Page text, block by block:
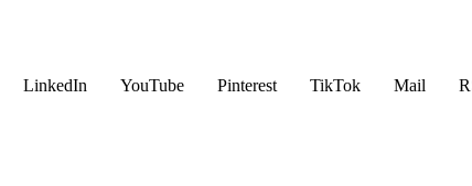
LinkedIn YouTube Pinterest TikTok Mail